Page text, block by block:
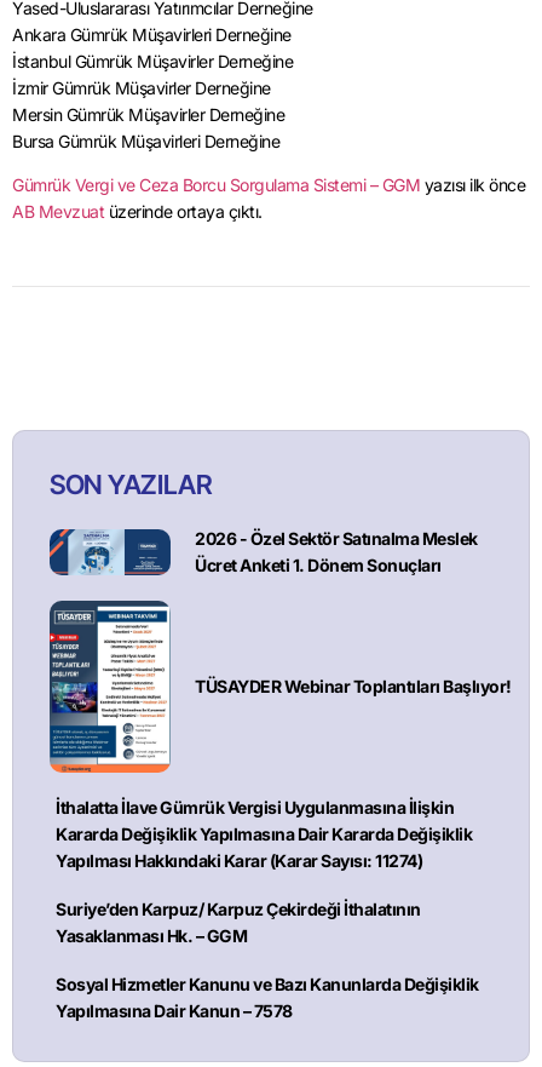
Yased-Uluslararası Yatırımcılar Derneğine
Ankara Gümrük Müşavirleri Derneğine
İstanbul Gümrük Müşavirler Derneğine
İzmir Gümrük Müşavirler Derneğine
Mersin Gümrük Müşavirler Derneğine
Bursa Gümrük Müşavirleri Derneğine
Gümrük Vergi ve Ceza Borcu Sorgulama Sistemi – GGM yazısı ilk önce
AB Mevzuat üzerinde ortaya çıktı.
SON YAZILAR
2026 - Özel Sektör Satınalma Meslek
Ücret Anketi 1. Dönem Sonuçları
TÜSAYDER Webinar Toplantıları Başlıyor!
İthalatta İlave Gümrük Vergisi Uygulanmasına İlişkin
Kararda Değişiklik Yapılmasına Dair Kararda Değişiklik
Yapılması Hakkındaki Karar (Karar Sayısı: 11274)
Suriye’den Karpuz/ Karpuz Çekirdeği İthalatının
Yasaklanması Hk. – GGM
Sosyal Hizmetler Kanunu ve Bazı Kanunlarda Değişiklik
Yapılmasına Dair Kanun – 7578